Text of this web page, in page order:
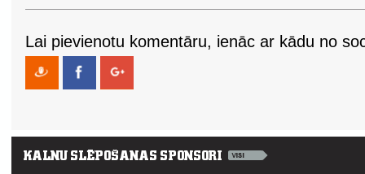
Lai pievienotu komentāru, ienāc ar kādu no